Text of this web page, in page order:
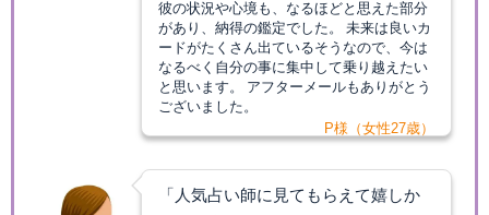
彼の状況や心境も、なるほどと思えた部分
があり、納得の鑑定でした。 未来は良いカ
ードがたくさん出ているそうなので、今は
なるべく自分の事に集中して乗り越えたい
と思います。 アフターメールもありがとう
ございました。
P様（女性27歳）
「人気占い師に見てもらえて嬉しか